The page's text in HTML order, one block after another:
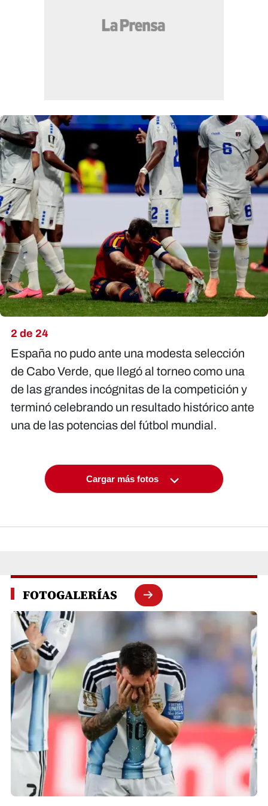
2 de 24
España no pudo ante una modesta selección
de Cabo Verde, que llegó al torneo como una
de las grandes incógnitas de la competición y
terminó celebrando un resultado histórico ante
una de las potencias del fútbol mundial.
Cargar más fotos
FOTOGALERÍAS